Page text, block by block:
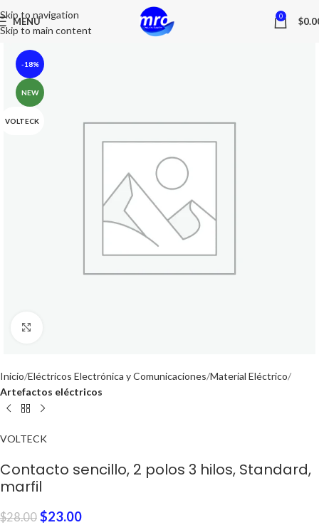
Skip to navigation
Skip to main content
MENU 0 $
-18%
NEW
VOLTECK
Inicio Eléctricos Electrónica y Comunicaciones Material Eléctrico
Artefactos eléctricos
VOLTECK
Contacto sencillo, 2 polos 3 hilos, Standard,
marfil
$28.00 $23.00